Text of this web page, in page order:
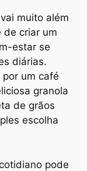
muito além
de criar um
estar se
diárias.
um café
granola
de grãos
escolha
pode